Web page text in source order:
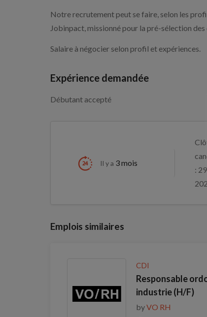
Notre recrutement peut se faire, selon les
Jobinpact, missionné pour la pré-sélection
Salaire à négocier selon profil et expériences.
Expérience demandée
Débutant accepté
Il y a 3 mois
:
Emplois similaires
CDI
Responsable
industrie (H/F)
byVO RH